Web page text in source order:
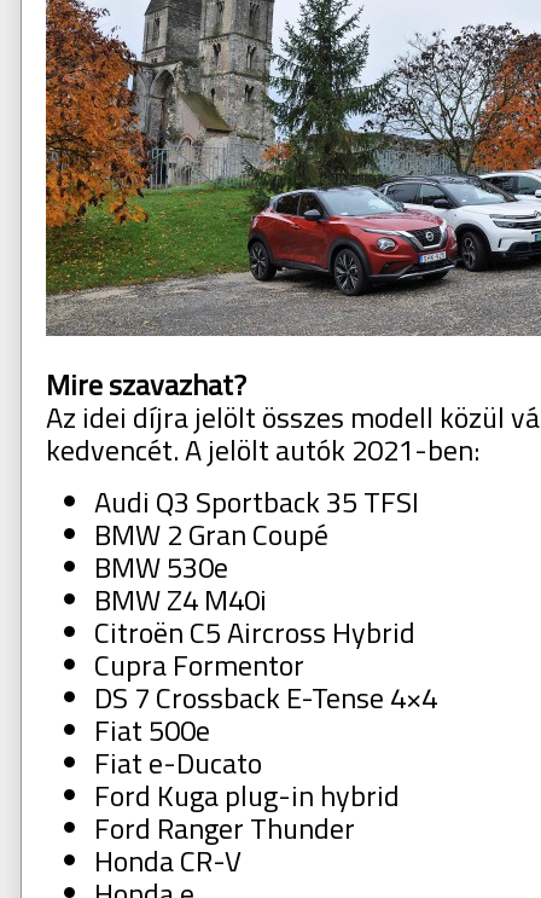
Mire szavazhat?
Az idei díjra jelölt összes modell közül
kedvencét. A jelölt autók 2021-ben:
Audi Q3 Sportback 35 TFSI
BMW 2 Gran Coupé
BMW 530e
BMW Z4 M40i
Citroën C5 Aircross Hybrid
Cupra Formentor
DS 7 Crossback E-Tense 4×4
Fiat 500e
Fiat e-Ducato
Ford Kuga plug-in hybrid
Ford Ranger Thunder
Honda CR-V